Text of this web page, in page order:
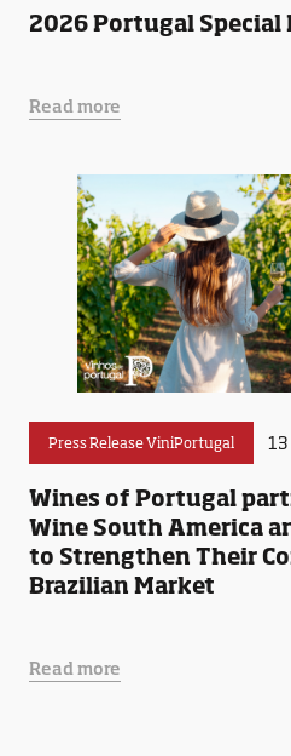
2026 Portugal Special
Read more
Press Release ViniPortugal 13
Wines of Portugal
Wine South America
to Strengthen Their
Brazilian Market
Read more